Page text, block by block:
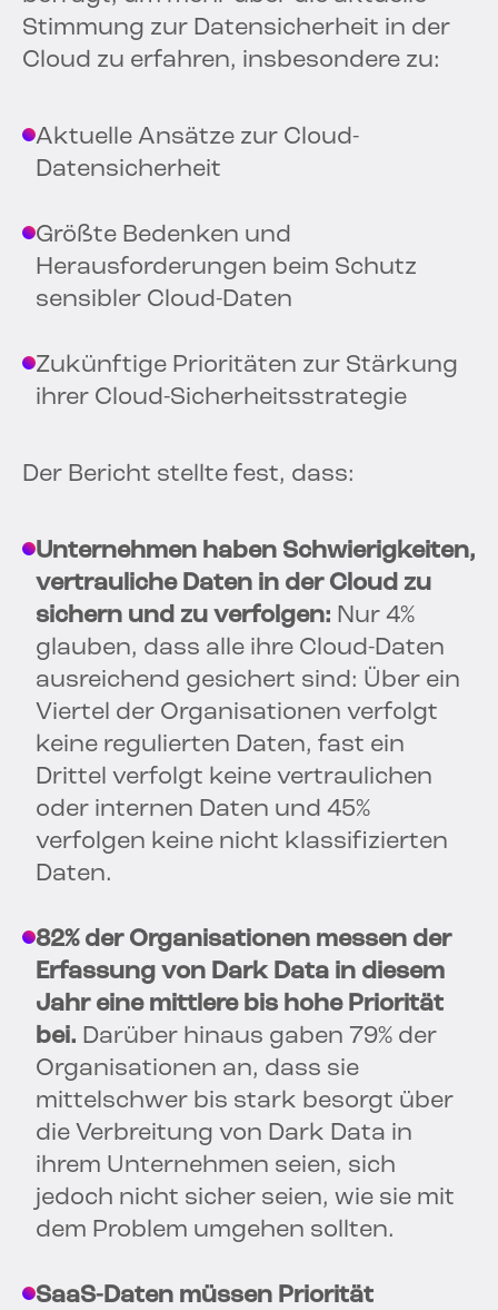
Stimmung zur Datensicherheit in der
Cloud zu erfahren, insbesondere zu:
Aktuelle Ansätze zur Cloud-
Datensicherheit
Größte Bedenken und
Herausforderungen beim Schutz
sensibler Cloud-Daten
Zukünftige Prioritäten zur Stärkung
ihrer Cloud-Sicherheitsstrategie
Der Bericht stellte fest, dass:
Unternehmen haben Schwierigkeiten,
vertrauliche Daten in der Cloud zu
sichern und zu verfolgen: Nur 4%
glauben, dass alle ihre Cloud-Daten
ausreichend gesichert sind: Über ein
Viertel der Organisationen verfolgt
keine regulierten Daten, fast ein
Drittel verfolgt keine vertraulichen
oder internen Daten und 45%
verfolgen keine nicht klassifizierten
Daten.
82% der Organisationen messen der
Erfassung von Dark Data in diesem
Jahr eine mittlere bis hohe Priorität
bei. Darüber hinaus gaben 79% der
Organisationen an, dass sie
mittelschwer bis stark besorgt über
die Verbreitung von Dark Data in
ihrem Unternehmen seien, sich
jedoch nicht sicher seien, wie sie mit
dem Problem umgehen sollten.
SaaS-Daten müssen Priorität